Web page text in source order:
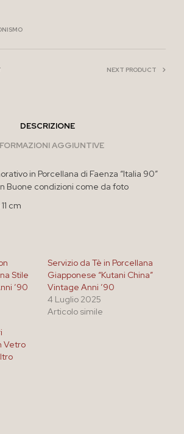
NEXT PRODUCT
DESCRIZIONE
AGGIUNTIVE
in Porcellana di Faenza “Italia 90”
Buone condizioni come da foto
cm
Stile
’90
Servizio da Tè in Porcellana
Giapponese “Kutani China”
Vintage Anni ’90
4 Luglio 2025
Articolo simile
Vetro